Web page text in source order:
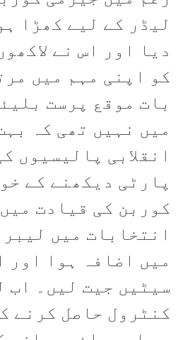
لیڈر کے لیے کھڑا
دیا اور اس نے
کو اپنی مہم میں
بات موقع پرست
میں نہیں تھی کہ
انقلابی پالیسیوں
پارٹی دیکھنے کے
کوربن کی قیادت
انتخابات میں
میں اضافہ ہوا اور
سیٹیں جیت لیں۔ اب
کنٹرول حاصل کرنے